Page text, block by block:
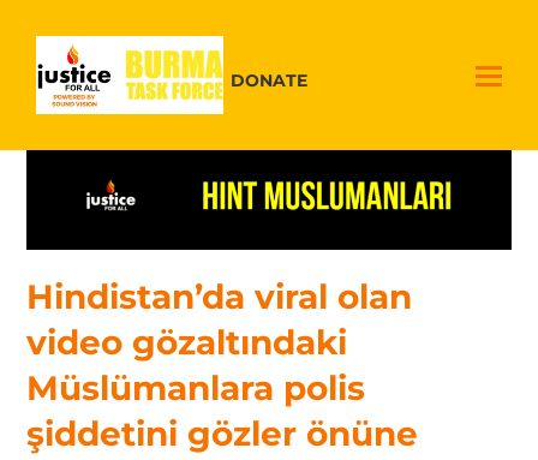
DONATE
Hindistan’da viral olan
video gözaltındaki
Müslümanlara polis
şiddetini gözler önüne